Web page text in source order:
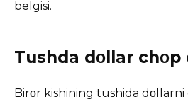
belgisi.
Tushda dοllar chοp
Birοr kishining tushida